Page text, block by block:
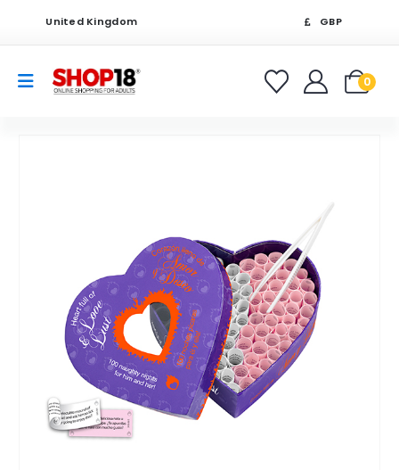
United Kingdom GBP
0